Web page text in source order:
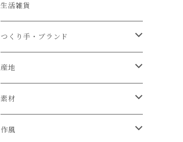
生活雑貨
つくり手・ブランド
石井菜摘
カイトアヤキ
きほんの道具 あべ
産地
信楽焼
砥部焼
素材
陶器
作風